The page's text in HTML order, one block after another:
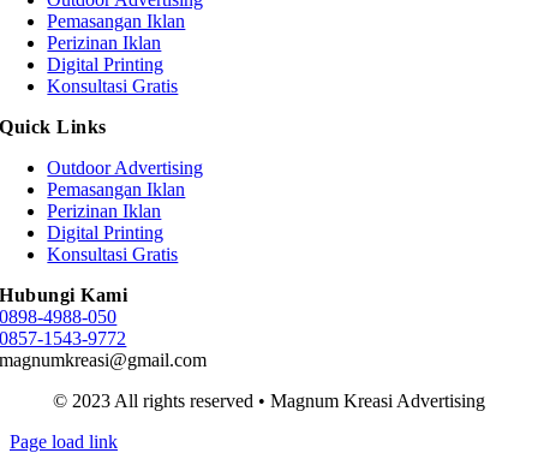
Pemasangan Iklan
Perizinan Iklan
Digital Printing
Konsultasi Gratis
Quick Links
Outdoor Advertising
Pemasangan Iklan
Perizinan Iklan
Digital Printing
Konsultasi Gratis
Hubungi Kami
0898-4988-050
0857-1543-9772
magnumkreasi@gmail.com
© 2023 All rights reserved • Magnum Kreasi Advertising
Page load link